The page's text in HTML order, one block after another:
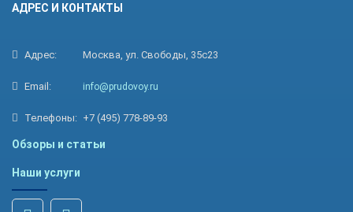
АДРЕС И КОНТАКТЫ
Адрес: Москва, ул. Свободы, 35с23
Email: info@prudovoy.ru
Телефоны: +7 (495) 778-89-93
Обзоры и статьи
Наши услуги